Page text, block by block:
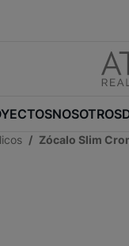
NOSOTROS
Zócalo Slim